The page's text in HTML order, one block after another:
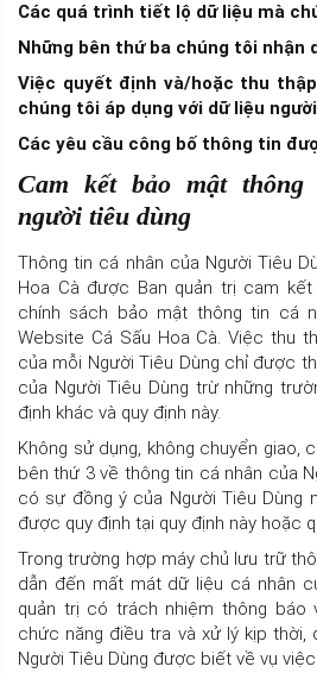
Các quá trình tiết lộ dữ liệu mà
Những bên thứ ba chúng tôi nhận
Việc quyết định và/hoặc thu
chúng tôi áp dụng với dữ liệu
Các yêu cầu công bố thông tin
Cam kết bảo mật
người tiêu dùng
Thông tin cá nhân của Người Tiêu
Hoa Cà được Ban quản trị cam
chính sách bảo mật thông tin cá
Website Cá Sấu Hoa Cà. Việc thu
của mỗi Người Tiêu Dùng chỉ được
của Người Tiêu Dùng trừ những
định khác và quy định này.
Không sử dụng, không chuyển giao,
bên thứ 3 về thông tin cá nhân của
có sự đồng ý của Người Tiêu Dùng
được quy định tại quy định này hoặc
Trong trường hợp máy chủ lưu trữ
dẫn đến mất mát dữ liệu cá nhân
quản trị có trách nhiệm thông báo
chức năng điều tra và xử lý kịp thời,
Người Tiêu Dùng được biết về vụ việc.